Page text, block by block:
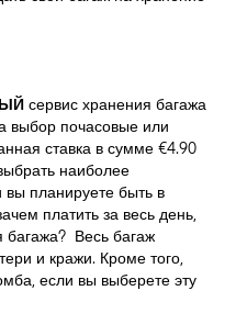
сервис хранения багажа
почасовые или
ставка в сумме €4.90
наиболее
планируете быть в
платить за весь день,
багажа? Весь багаж
и кражи. Кроме того,
если вы выберете эту